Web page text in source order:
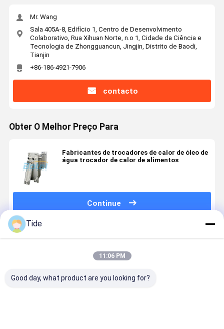
Mr. Wang
Sala 405A-8, Edifício 1, Centro de Desenvolvimento
Colaborativo, Rua Xihuan Norte, n.o 1, Cidade da Ciência e
Tecnologia de Zhongguancun, Jingjin, Distrito de Baodi,
Tianjin
+86-186-4921-7906
contacto
Obter O Melhor Preço Para
Fabricantes de trocadores de calor de óleo de
água trocador de calor de alimentos
Continue
Produtos Recomendados
Tide
11:06 PM
Good day, what product are you looking for?